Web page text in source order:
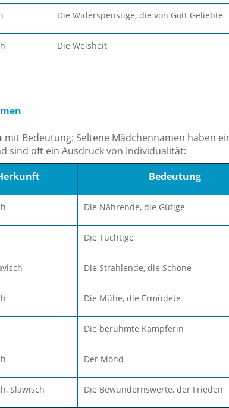
Die Widerspenstige, die von Gott Geliebte
Die Weisheit
mit Bedeutung: Seltene Mädchennamen haben
sind oft ein Ausdruck von Individualität:
Bedeutung
Die Nährende, die Gütige
Die Tüchtige
Die Strahlende, die Schöne
Die Mühe, die Ermüdete
Die berühmte Kämpferin
Der Mond
Slawisch Die Bewundernswerte, der Frieden